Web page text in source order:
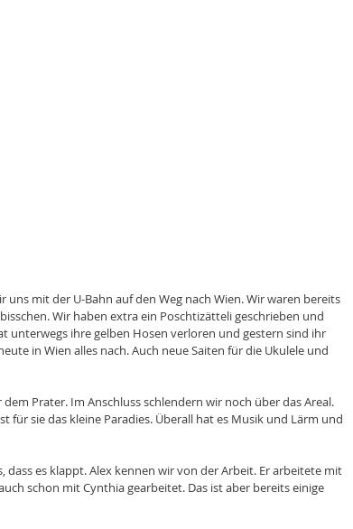
mit der U-Bahn auf den Weg nach Wien. Wir waren bereits
Wir haben extra ein Poschtizätteli geschrieben und
unterwegs ihre gelben Hosen verloren und gestern sind ihr
in Wien alles nach. Auch neue Saiten für die Ukulele und
Prater. Im Anschluss schlendern wir noch über das Areal.
für sie das kleine Paradies. Überall hat es Musik und Lärm und
dass es klappt. Alex kennen wir von der Arbeit. Er arbeitete mit
schon mit Cynthia gearbeitet. Das ist aber bereits einige